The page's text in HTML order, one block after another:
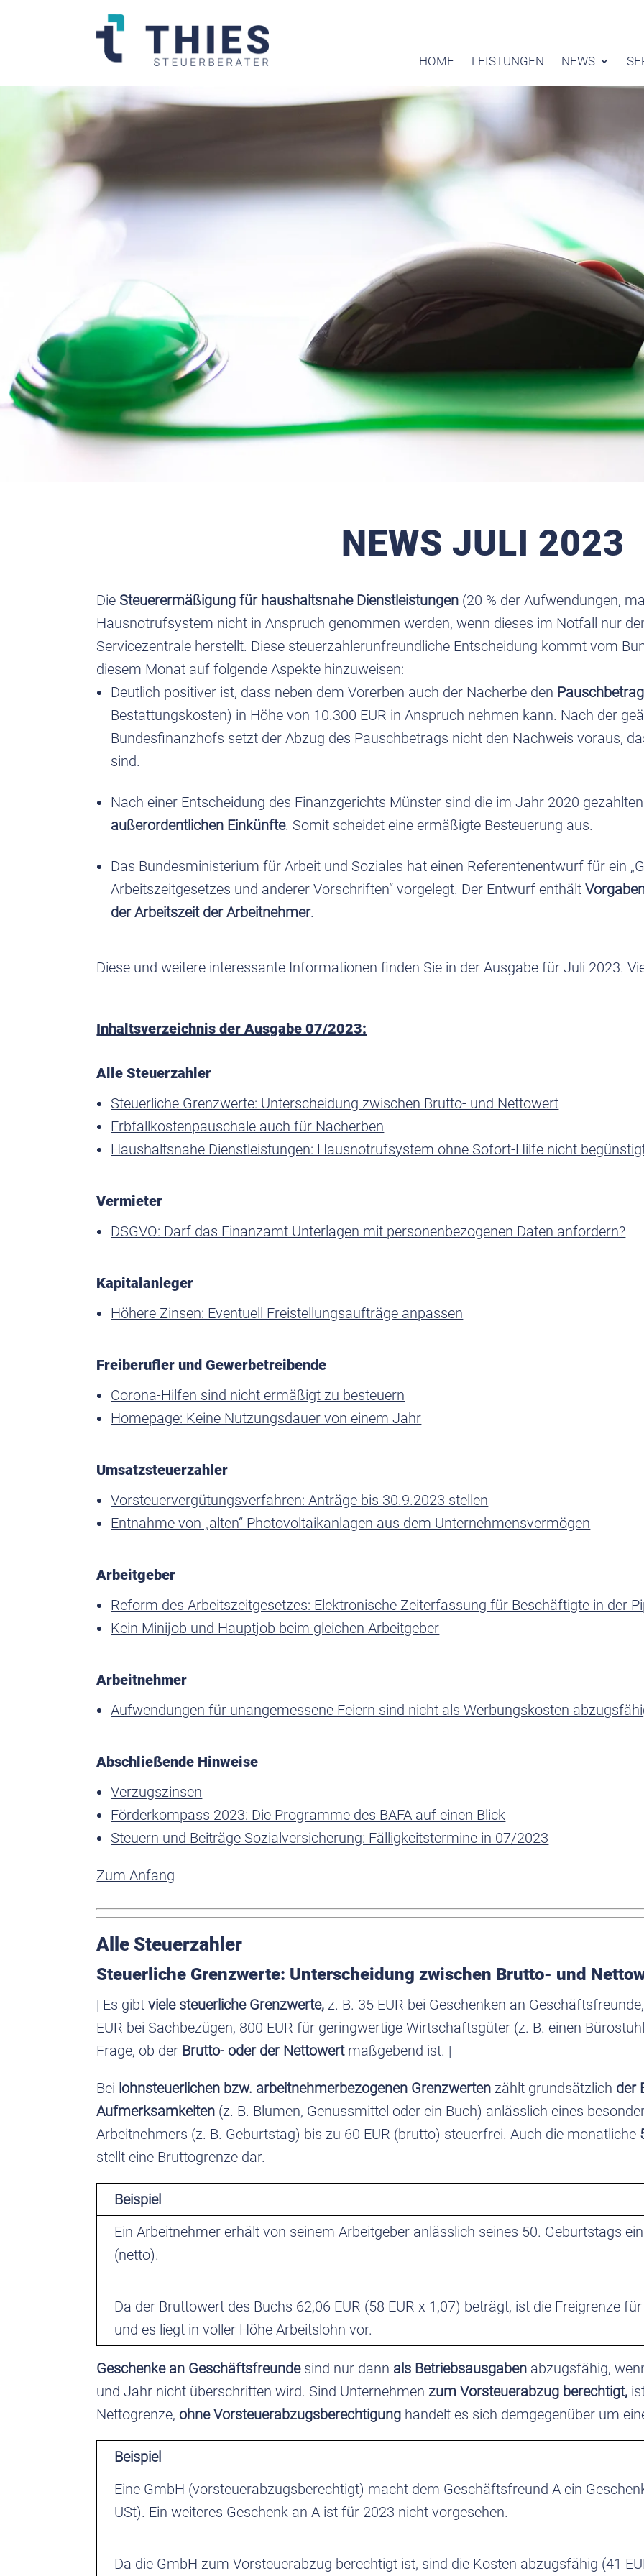
HOME LEISTUNGEN NEWS
NEWS JULI 2023
Die Steuerermäßigung für haushaltsnahe Dienstleistungen (20 % der Aufwendungen,
Hausnotrufsystem nicht in Anspruch genommen werden, wenn dieses im Notfall nur
Servicezentrale herstellt. Diese steuerzahlerunfreundliche Entscheidung kommt vom
diesem Monat auf folgende Aspekte hinzuweisen:
Deutlich positiver ist, dass neben dem Vorerben auch der Nacherbe den
Bestattungskosten) in Höhe von 10.300 EUR in Anspruch nehmen kann. Nach der
Bundesfinanzhofs setzt der Abzug des Pauschbetrags nicht den Nachweis voraus,
sind.
Nach einer Entscheidung des Finanzgerichts Münster sind die im Jahr 2020
außerordentlichen Einkünfte. Somit scheidet eine ermäßigte Besteuerung aus.
Das Bundesministerium für Arbeit und Soziales hat einen Referentenentwurf für ein
Arbeitszeitgesetzes und anderer Vorschriften“ vorgelegt. Der Entwurf enthält
der Arbeitszeit der Arbeitnehmer.
Diese und weitere interessante Informationen finden Sie in der Ausgabe für Juli 2023.
Inhaltsverzeichnis der Ausgabe 07/2023:
Alle Steuerzahler
Steuerliche Grenzwerte: Unterscheidung zwischen Brutto- und Nettowert
Erbfallkostenpauschale auch für Nacherben
Haushaltsnahe Dienstleistungen: Hausnotrufsystem ohne Sofort-Hilfe nicht
Vermieter
DSGVO: Darf das Finanzamt Unterlagen mit personenbezogenen Daten anfordern?
Kapitalanleger
Höhere Zinsen: Eventuell Freistellungsaufträge anpassen
Freiberufler und Gewerbetreibende
Corona-Hilfen sind nicht ermäßigt zu besteuern
Homepage: Keine Nutzungsdauer von einem Jahr
Umsatzsteuerzahler
Vorsteuervergütungsverfahren: Anträge bis 30.9.2023 stellen
Entnahme von „alten“ Photovoltaikanlagen aus dem Unternehmensvermögen
Arbeitgeber
Reform des Arbeitszeitgesetzes: Elektronische Zeiterfassung für Beschäftigte in der
Kein Minijob und Hauptjob beim gleichen Arbeitgeber
Arbeitnehmer
Aufwendungen für unangemessene Feiern sind nicht als Werbungskosten
Abschließende Hinweise
Verzugszinsen
Förderkompass 2023: Die Programme des BAFA auf einen Blick
Steuern und Beiträge Sozialversicherung: Fälligkeitstermine in 07/2023
Zum Anfang
Alle Steuerzahler
Steuerliche Grenzwerte: Unterscheidung zwischen Brutto- und
| Es gibtviele steuerliche Grenzwerte, z. B. 35 EUR bei Geschenken an
EUR bei Sachbezügen, 800 EUR für geringwertige Wirtschaftsgüter (z. B. einen
Frage, ob der Brutto- oder der Nettowert maßgebend ist. |
Bei lohnsteuerlichen bzw. arbeitnehmerbezogenen Grenzwerten zählt grundsätzlich der
Aufmerksamkeiten (z. B. Blumen, Genussmittel oder ein Buch) anlässlich eines
Arbeitnehmers (z. B. Geburtstag) bis zu 60 EUR (brutto) steuerfrei. Auch die monatliche
stellt eine Bruttogrenze dar.
Beispiel
Ein Arbeitnehmer erhält von seinem Arbeitgeber anlässlich seines 50. Geburtstags
(netto).
Da der Bruttowert des Buchs 62,06 EUR (58 EUR x 1,07) beträgt, ist die Freigrenze
und es liegt in voller Höhe Arbeitslohn vor.
Geschenke an Geschäftsfreundesind nur dann als Betriebsausgaben abzugsfähig,
und Jahr nicht überschritten wird. Sind Unternehmen zum Vorsteuerabzug berechtigt,
Nettogrenze, ohne Vorsteuerabzugsberechtigung handelt es sich demgegenüber um
Beispiel
Eine GmbH (vorsteuerabzugsberechtigt) macht dem Geschäftsfreund A ein
USt). Ein weiteres Geschenk an A ist für 2023 nicht vorgesehen.
Da die GmbH zum Vorsteuerabzug berechtigt ist, sind die Kosten abzugsfähig (41